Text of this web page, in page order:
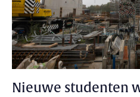
Nieuwe studenten